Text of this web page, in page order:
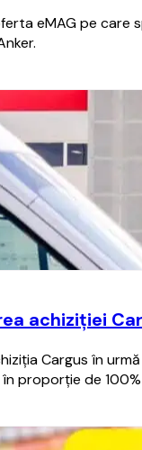
eMAG pe care
achiziției
Cargus în
proporție de